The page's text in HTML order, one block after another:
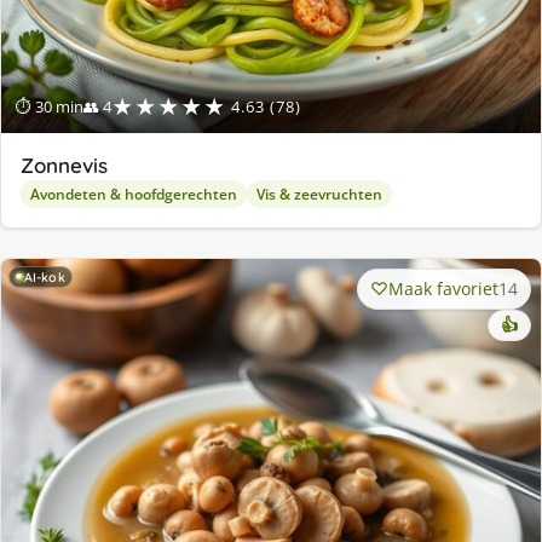
⏱ 30 min👥 4★★★★★ 4.63 (78)
Zonnevis
Avondeten & hoofdgerechten Vis & zeevruchten
AI-kok Maak favoriet14
👍